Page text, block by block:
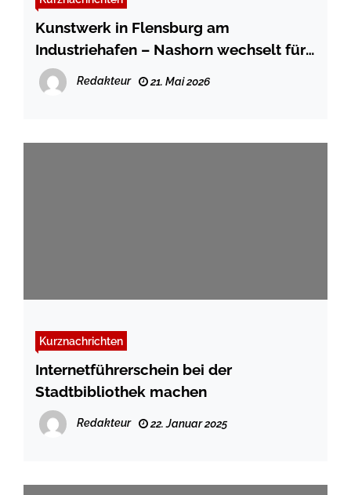
Kunstwerk in Flensburg am
Industriehafen – Nashorn wechselt für
Verschönerungskur den Standort
Redakteur 21. Mai 2026
Kurznachrichten
Internetführerschein bei der
Stadtbibliothek machen
Redakteur 22. Januar 2025